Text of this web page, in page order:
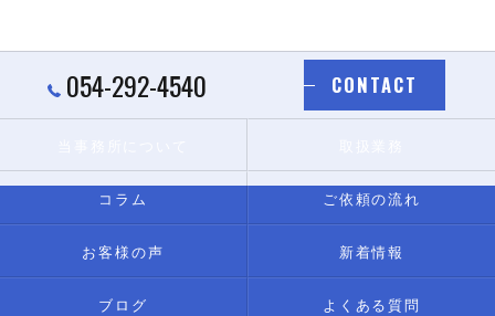
054-292-4540 CONTACT
コラム ご依頼の流れ
お客様の声 新着情報
ブログ よくある質問